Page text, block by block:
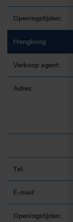
Openingstijden:
Hongkong
Verkoop agent:
Adres:
Tel:
E-mail:
Openingstijden: